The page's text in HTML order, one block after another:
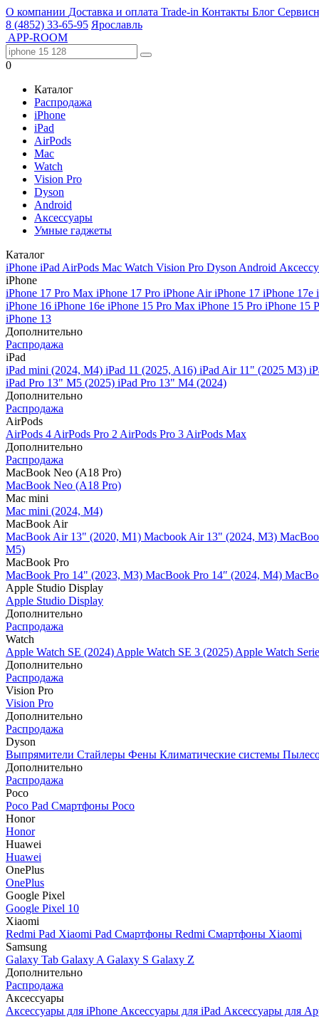
О компании Доставка и оплата Trade-in Контакты Блог
8 (4852) 33-65-95 Ярославль
APP-ROOM
0
Каталог
Распродажа
iPhone
iPad
AirPods
Mac
Watch
Vision Pro
Dyson
Android
Аксессуары
Умные гаджеты
Каталог
iPhone iPad AirPods Mac Watch Vision Pro Dyson Android
iPhone
iPhone 17 Pro Max iPhone 17 Pro iPhone AiriPhone 17 iPhone 17e
iPhone 16 iPhone 16e iPhone 15 Pro Max iPhone 15 Pro iPhone 15
iPhone 13
Дополнительно
Распродажа
iPad
iPad mini (2024, M4) iPad 11 (2025, A16) iPad Air 11" (2025 M3)
iPad Pro 13" M5 (2025) iPad Pro 13" M4 (2024)
Дополнительно
Распродажа
AirPods
AirPods 4 AirPods Pro 2 AirPods Pro 3 AirPods Max
Дополнительно
Распродажа
MacBook Neo (A18 Pro)
MacBook Neo (A18 Pro)
Mac mini
Mac mini (2024, M4)
MacBook Air
MacBook Air 13" (2020, M1) Macbook Air 13" (2024, M3)
M5)
MacBook Pro
MacBook Pro 14" (2023, M3) MacBook Pro 14″ (2024, M4)
Apple Studio Display
Apple Studio Display
Дополнительно
Распродажа
Watch
Apple Watch SE (2024) Apple Watch SE 3 (2025) Apple Watch
Дополнительно
Распродажа
Vision Pro
Vision Pro
Дополнительно
Распродажа
Dyson
Выпрямители Стайлеры Фены Климатические системы
Дополнительно
Распродажа
Poco
Poco Pad Смартфоны Poco
Honor
Honor
Huawei
Huawei
OnePlus
OnePlus
Google Pixel
Google Pixel 10
Xiaomi
Redmi Pad Xiaomi Pad Смартфоны Redmi Смартфоны Xiaomi
Samsung
Galaxy Tab Galaxy A Galaxy S Galaxy Z
Дополнительно
Распродажа
Аксессуары
Аксессуары для iPhone Аксессуары для iPad Аксессуары для